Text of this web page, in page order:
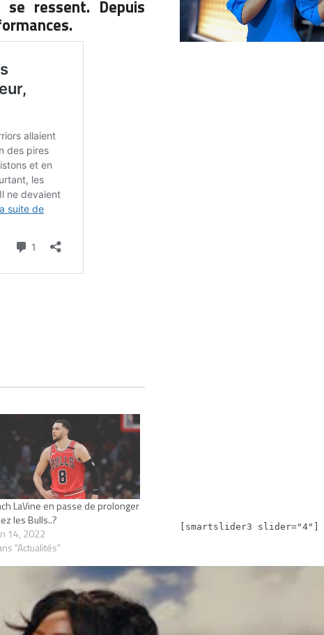
ressent. Depuis
LaVine en passe de prolonger
les Bulls..?
14, 2022
"Actualités"
[smartslider3 slider="4"]